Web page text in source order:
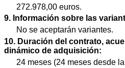
272.978,00 euros.
9. Información sobre las
No se aceptarán variantes.
10. Duración del contrato,
dinámico de adquisición:
24 meses (24 meses desde